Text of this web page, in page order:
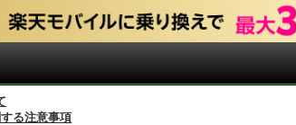
る注意事項